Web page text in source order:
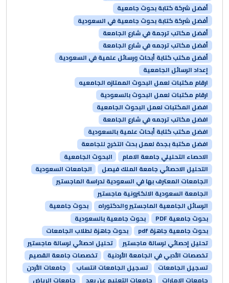
أفضل شركة كتابة بحوث جامعية
أفضل شركة كتابة بحوث جامعية في السعودية
أفضل مكاتب ترجمة في شارع الجامعة
أفضل مكاتب ترجمه في شارع الجامعة
أفضل مكتب كتابة أبحاث ورسائل علمية في السعودية
إعداد الرسائل الجامعية
ارقام مكتبات لعمل البحوث الممتازه الجامعيه
ارقام مكتبات لعمل البحوث بالسعودية
افضل المكتبات لعمل البحوث الجامعية
افضل مكاتب ترجمه في شارع الجامعة
افضل مكتب كتابة أبحاث علمية بالسعودية
افضل مكتبة بجدة لعمل بحث التخرج للجامعة
الاحصاء التحليلي جامعة الامام
البحوث الجامعية
التحليل الاحصائي جامعة الملك فيصل
الجامعات السعودية
الجامعات المعترف بها في السعودية لدراسة الماجستير
الجامعة السعودية الالكترونية ماجستير
الرسائل الجامعية الماجستير والدكتوراه
بحوث جامعية
بحوث جامعية PDF
بحوث جامعية بالسعودية
بحوث جامعية جاهزة pdf
بحوث جاهزة لطلاب الجامعات
تحليل إحصائي لرسالة ماجستير
تحليل احصائي لرسالة ماجستير
تخصصات الأدبي في الجامعة الأردنية
تخصصات جامعة القصيم
تسجيل الجامعات
تسجيل الجامعات انتساب
جامعات الأردن
جامعات الامارات
جامعات التعليم عن بعد
جامعات الرياض